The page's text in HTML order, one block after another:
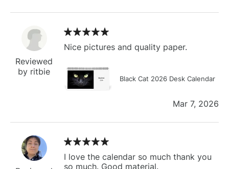
Reviewed
by ritbie
Nice pictures and quality paper.
Black Cat 2026 Desk Calendar
Mar 7, 2026
I love the calendar so much thank you
so much. Good material.